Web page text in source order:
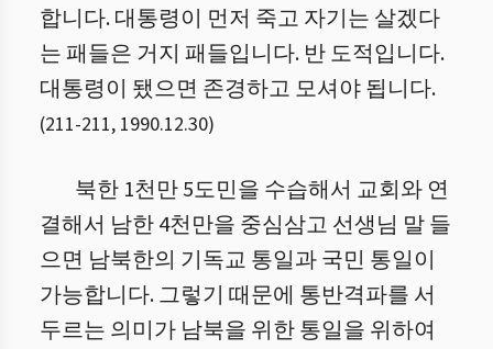
합니다. 대통령이 먼저 죽고 자기는 살겠다
는 패들은 거지 패들입니다. 반 도적입니다.
대통령이 됐으면 존경하고 모셔야 됩니다.
(211-211, 1990.12.30)
북한 1천만 5도민을 수습해서 교회와 연
결해서 남한 4천만을 중심삼고 선생님 말 들
으면 남북한의 기독교 통일과 국민 통일이
가능합니다. 그렇기 때문에 통반격파를 서
두르는 의미가 남북을 위한 통일을 위하여